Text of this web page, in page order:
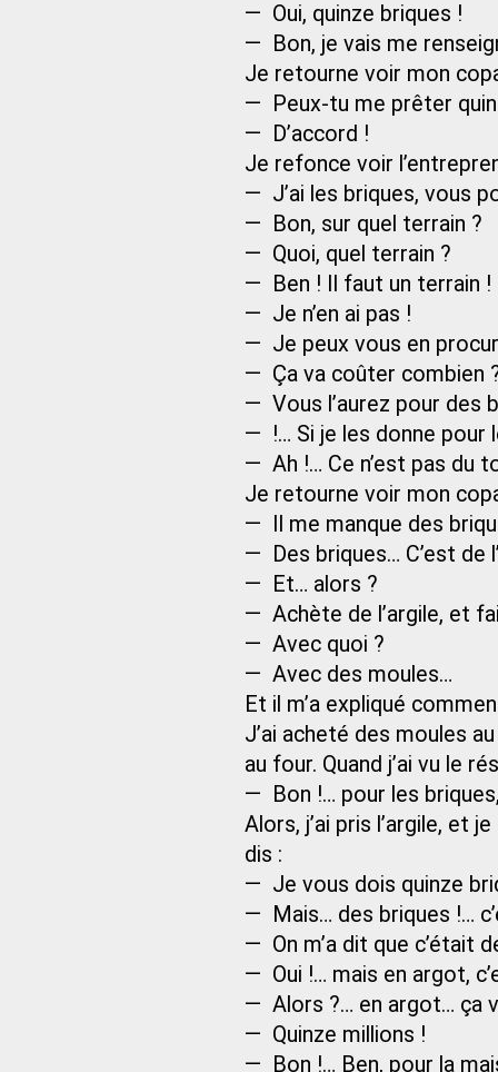
— Oui, quinze briques !
— Bon, je vais me
Je retourne voir mon
— Peux-tu me prêter
— D’accord !
Je refonce voir
— J’ai les briques, vous
— Bon, sur quel terrain ?
— Quoi, quel terrain ?
— Ben ! Il faut un terrain !
— Je n’en ai pas !
— Je peux vous en
— Ça va coûter combien
— Vous l’aurez pour des
— !… Si je les donne pour
— Ah !… Ce n’est pas du
Je retourne voir mon
— Il me manque des
— Des briques… C’est de
— Et… alors ?
— Achète de l’argile, et
— Avec quoi ?
— Avec des moules…
Et il m’a expliqué
J’ai acheté des moules
au four. Quand j’ai vu le
— Bon !… pour les
Alors, j’ai pris l’argile, et
dis :
— Je vous dois quinze
— Mais… des briques !…
— On m’a dit que c’était
— Oui !… mais en argot,
— Alors ?… en argot… ça
— Quinze millions !
— Bon !… Ben, pour la